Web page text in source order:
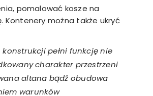
pomalować kosze na
Kontenery można także ukryć
pełni funkcję nie
charakter przestrzeni
altana bądź obudowa
warunków